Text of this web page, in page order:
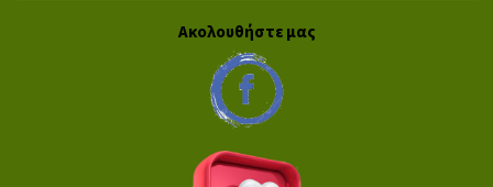
Ακολουθήστε μας